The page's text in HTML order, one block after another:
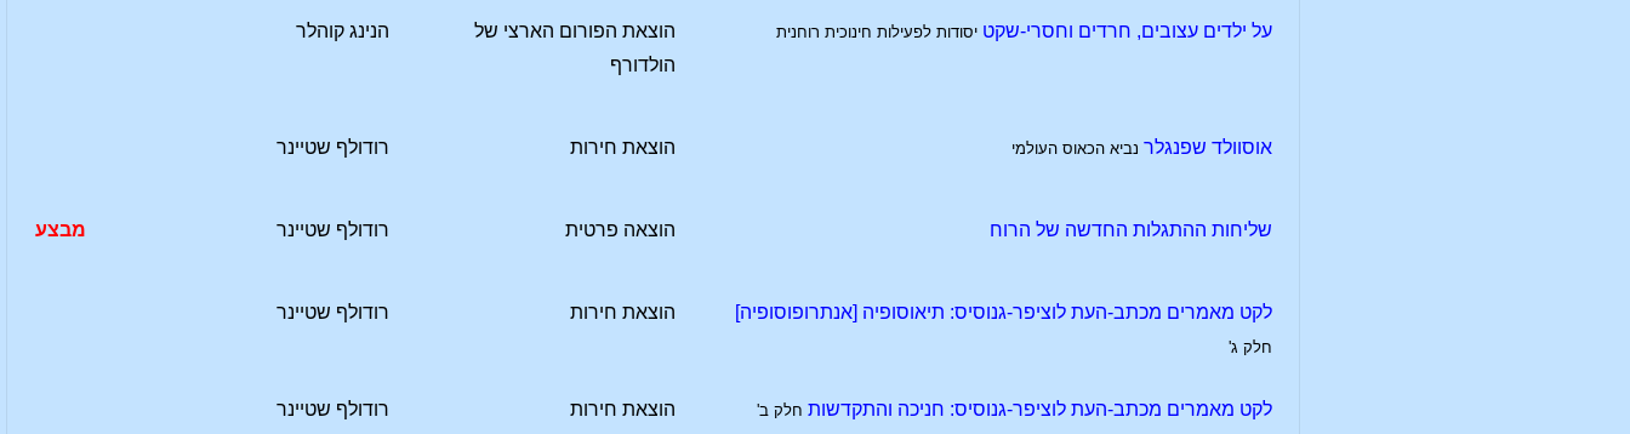
על ילדים עצובים, חרדים וחסרי-שקט יסודות לפעילות חינוכית רוחנית
הוצאת הפורום הארצי של
הולדורף
הנינג קוהלר
אוסוולד שפנגלר נביא הכאוס העולמי הוצאת חירות רודולף שטיינר
שליחות ההתגלות החדשה של הרוח הוצאה פרטית רודולף שטיינר מבצע
לקט מאמרים מכתב-העת לוציפר-גנוסיס: תיאוסופיה [אנתרופוסופיה]
חלק ג'
הוצאת חירות רודולף שטיינר
לקט מאמרים מכתב-העת לוציפר-גנוסיס: חניכה והתקדשות חלק ב' הוצאת חירות רודולף שטיינר